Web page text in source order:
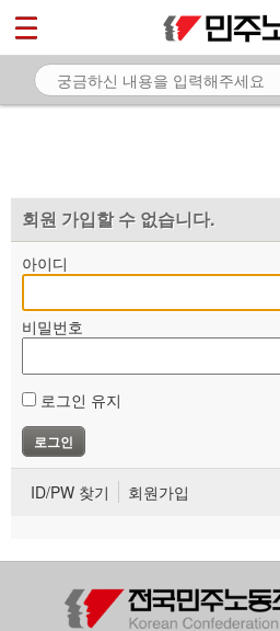
회원 가입할 수 없습니다.
아이디
비밀번호
로그인 유지
ID/PW 찾기 회원가입
마이페이지
소개
자료
부설기관